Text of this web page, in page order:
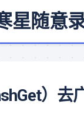
星随意
）去